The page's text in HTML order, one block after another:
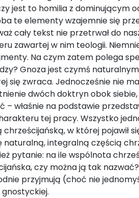
jest to homilia z dominującym
te elementy wzajemnie się
cały tekst nie przetrwał do
zawartej w nim teologii.
Na czym zatem polega
Gnoza jest czymś
się zwraca. Jednocześnie nie
dwóch doktryn obok
– właśnie na podstawie
tej pracy. Wszystko
w której pojawił
naturalną, integralną częścią
pytanie: na ile wspólnota
czy można ją tak
przyjmują (choć nie